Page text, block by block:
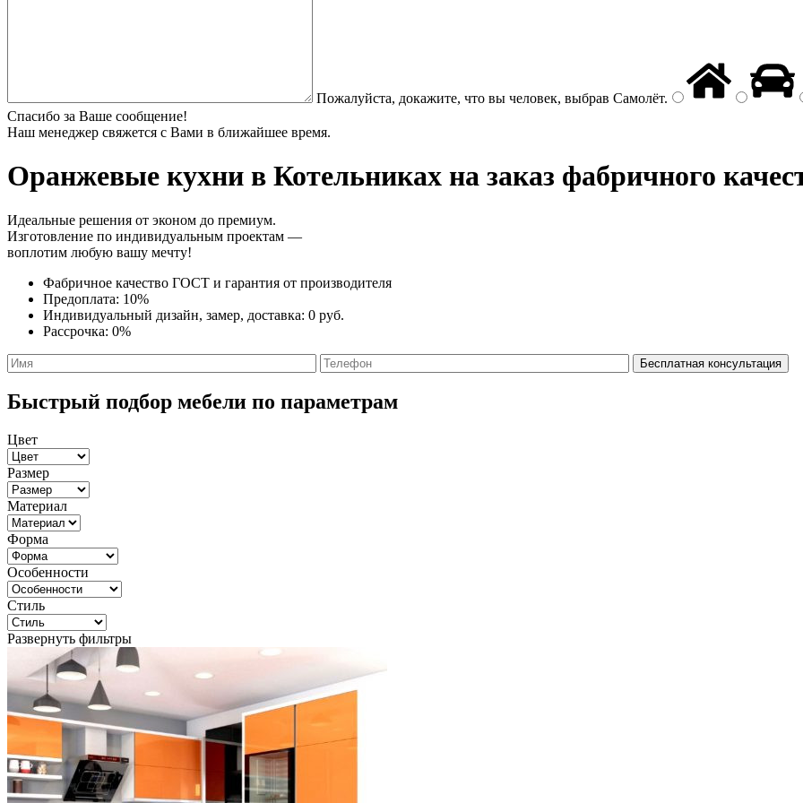
Пожалуйста, докажите, что вы человек, выбрав Самолёт.
Спасибо за Ваше сообщение!
Наш менеджер свяжется с Вами в ближайшее время.
Оранжевые кухни в Котельниках на заказ фабричного
Идеальные решения от эконом до премиум.
Изготовление по индивидуальным проектам —
воплотим любую вашу мечту!
Фабричное качество ГОСТ и гарантия от производителя
Предоплата: 10%
Индивидуальный дизайн, замер, доставка: 0 руб.
Рассрочка: 0%
Быстрый подбор мебели по параметрам
Цвет
Размер
Материал
Форма
Особенности
Стиль
Развернуть фильтры